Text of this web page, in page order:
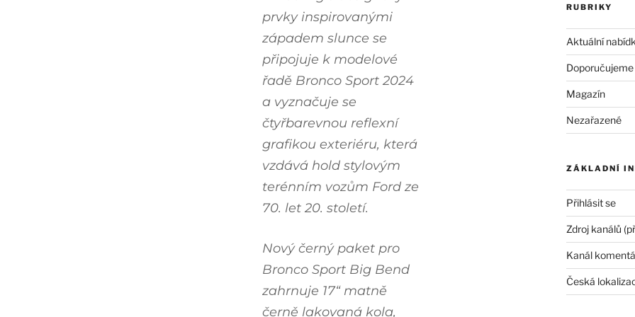
prvky inspirovanými
západem slunce se
připojuje k modelové
řadě Bronco Sport 2024
a vyznačuje se
čtyřbarevnou reflexní
grafikou exteriéru, která
vzdává hold stylovým
terénním vozům Ford ze
70. let 20. století.
Nový černý paket pro
Bronco Sport Big Bend
zahrnuje 17“ matně
černě lakovaná kola,
RUBRIKY
Aktuální
Doporučujeme
Magazín
Nezařazené
ZÁKLADNÍ
Přihlásit se
Zdroj kanálů
Kanál
Česká